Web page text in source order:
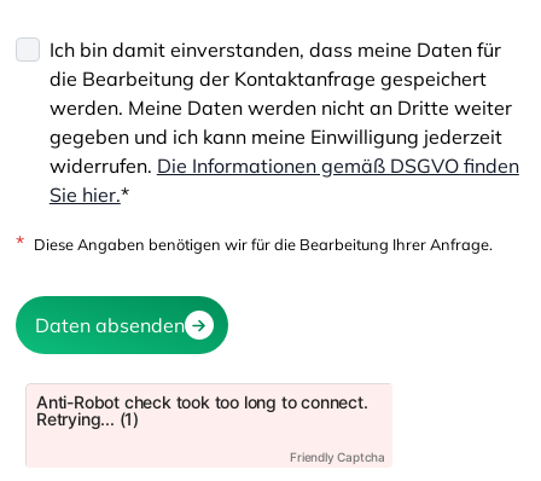
Ich bin damit einverstanden, dass meine Daten für
die Bearbeitung der Kontaktanfrage gespeichert
werden. Meine Daten werden nicht an Dritte weiter
gegeben und ich kann meine Einwilligung jederzeit
widerrufen. Die Informationen gemäß DSGVO finden
Sie hier.*
* Diese Angaben benötigen wir für die Bearbeitung Ihrer Anfrage.